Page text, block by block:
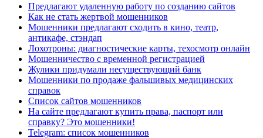
Предлагают удаленную работу по созданию сайтов
Как не стать жертвой мошенников
Мошенники предлагают сходить в кино, театр,
антикафе, стэндап
Лохотроны: диагностические карты, техосмотр онлайн
Мошенничество с временной регистрацией
Жулики придумали несуществующий банк
Мошенники по продаже фальшивых медицинских
справок
Список сайтов мошенников
На сайте предлагают купить права, паспорт или
справку? Это мошенники!
Telegram: список мошенников